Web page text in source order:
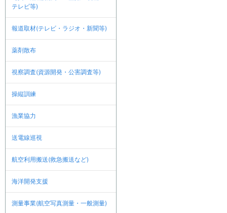
テレビ等)
報道取材(テレビ・ラジオ・新聞等)
薬剤散布
視察調査(資源開発・公害調査等)
操縦訓練
漁業協力
送電線巡視
航空利用搬送(救急搬送など)
海洋開発支援
測量事業(航空写真測量・一般測量)